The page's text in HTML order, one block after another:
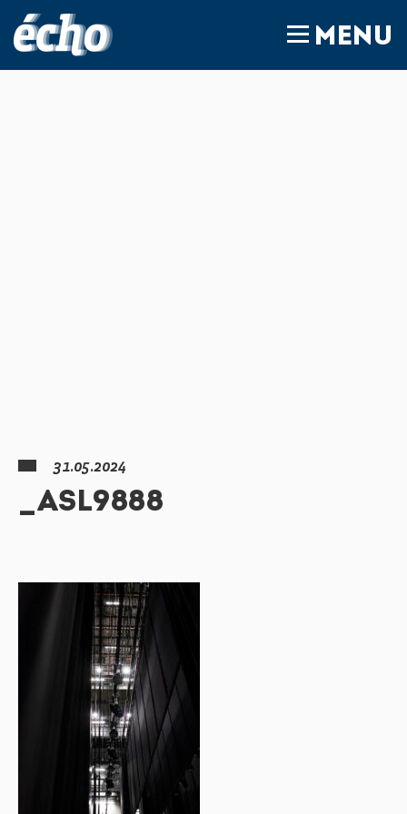
MENU
31.05.2024
_ASL9888